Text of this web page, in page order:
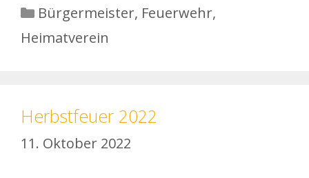
Kategorien
Bürgermeister, Feuerwehr,
Heimatverein
Herbstfeuer 2022
11. Oktober 2022